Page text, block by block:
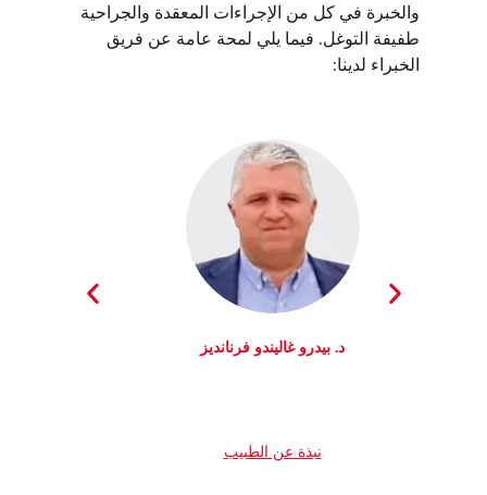
والخبرة في كل من الإجراءات المعقدة والجراحية
طفيفة التوغل. فيما يلي لمحة عامة عن فريق
الخبراء لدينا:
د. بيدرو غاليندو فرنانديز
نبذة عن الطبيب